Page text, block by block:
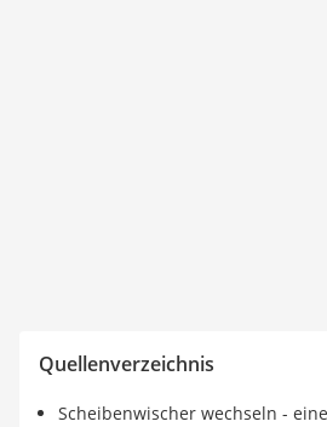
Quellenverzeichnis
Scheibenwischer wechseln -